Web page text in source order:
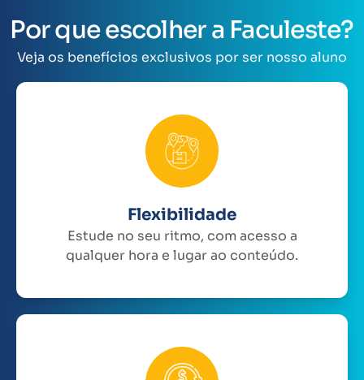
Por que escolher a Faculeste?
Veja os benefícios exclusivos por ser nosso aluno
Flexibilidade
Estude no seu ritmo, com acesso a
qualquer hora e lugar ao conteúdo.